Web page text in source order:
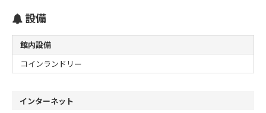
設備
館内設備
コインランドリー
インターネット